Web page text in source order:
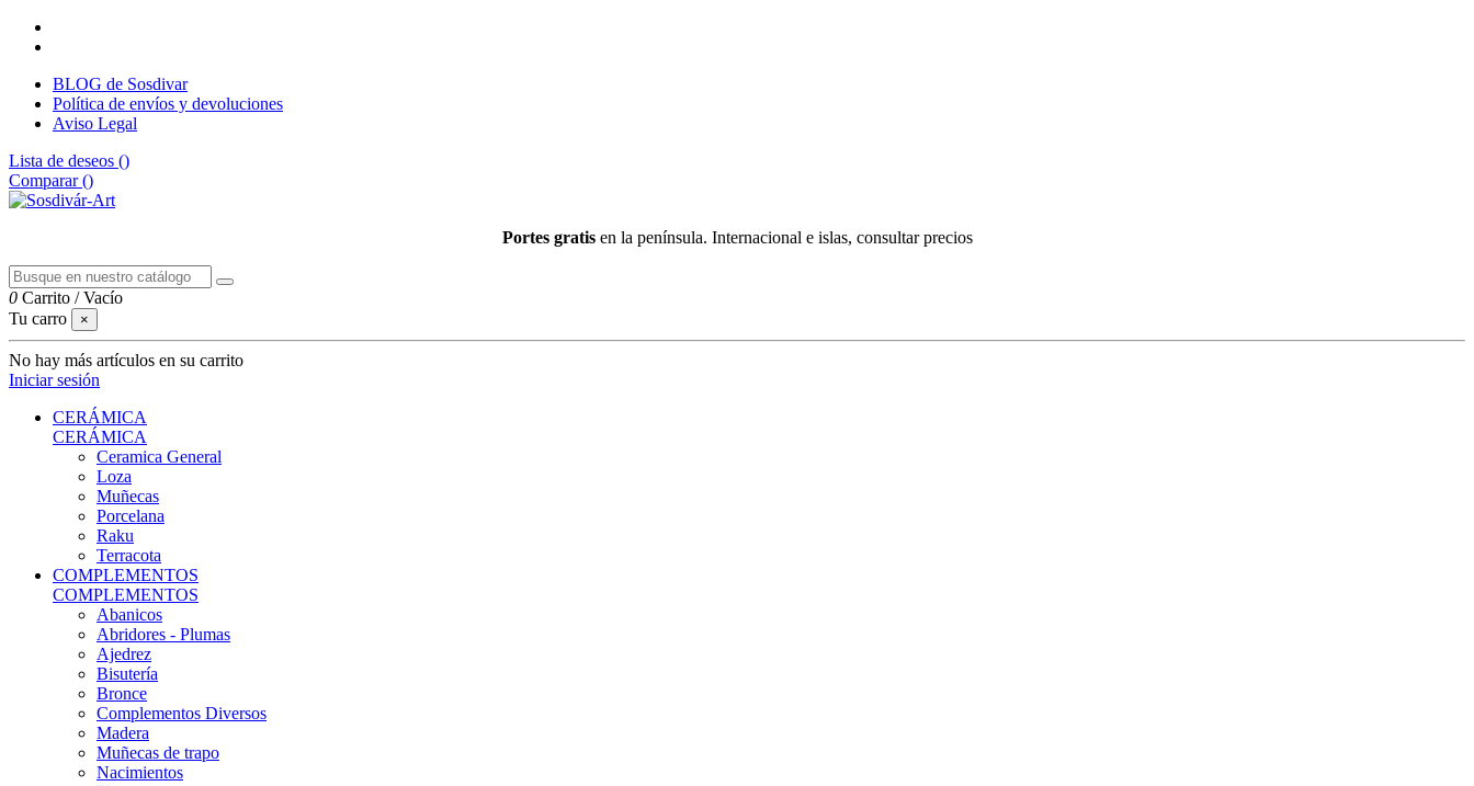
BLOG de Sosdivar
Política de envíos y devoluciones
Aviso Legal
Lista de deseos ()
Comparar ()
Portes gratisen la península. Internacional e islas, consultar precios
0 Carrito /Vacío
Tu carro
×
No hay más artículos en su carrito
Iniciar sesión
CERÁMICA
CERÁMICA
Ceramica General
Loza
Muñecas
Porcelana
Raku
Terracota
COMPLEMENTOS
COMPLEMENTOS
Abanicos
Abridores - Plumas
Ajedrez
Bisutería
Bronce
Complementos Diversos
Madera
Muñecas de trapo
Nacimientos